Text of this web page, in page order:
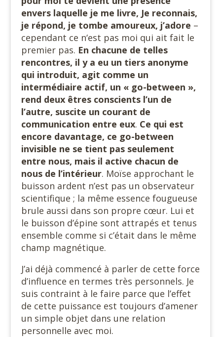
envers laquelle je me livre, Je reconnais,
je répond, je tombe amoureux, j’adore –
cependant ce n‘est pas moi qui ait fait le
premier pas. En chacune de telles
rencontres, il y a eu un tiers anonyme
qui introduit, agit comme un
intermédiaire actif, un « go-between »,
rend deux êtres conscients l’un de
l’autre, suscite un courant de
communication entre eux. Ce qui est
encore davantage, ce go-between
invisible ne se tient pas seulement
entre nous, mais il active chacun de
nous de l’intérieur. Moïse approchant le
buisson ardent n’est pas un observateur
scientifique ; la même essence fougueuse
brule aussi dans son propre cœur. Lui et
le buisson d’épine sont attrapés et tenus
ensemble comme si c’était dans le même
champ magnétique.
J’ai déjà commencé à parler de cette force
d’influence en termes très personnels. Je
suis contraint à le faire parce que l’effet
de cette puissance est toujours d’amener
un simple objet dans une relation
personnelle avec moi.